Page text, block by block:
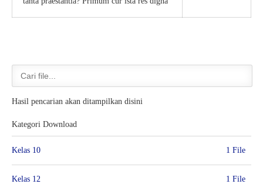
Hasil pencarian akan ditampilkan disini
Kategori Download
Kelas 10 1 File
Kelas 12 1 File